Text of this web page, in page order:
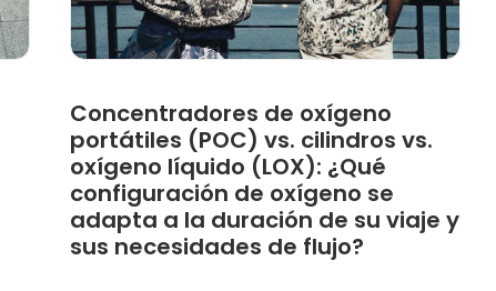
Concentradores de oxígeno
portátiles (POC) vs. cilindros vs.
oxígeno líquido (LOX): ¿Qué
configuración de oxígeno se
adapta a la duración de su viaje y
sus necesidades de flujo?